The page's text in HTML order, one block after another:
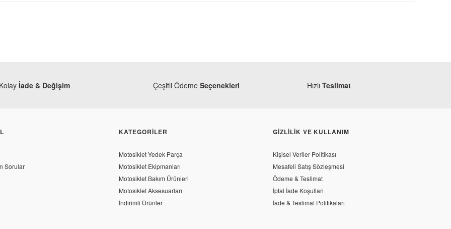
Bajaj Pulsar 200 NS Far Bağlantı Sacı Üst
Kolay İade & Değişim Çeşitli Ödeme Seçenekleri Hızlı Teslimat
Sorular
KATEGORILER
Motosiklet Yedek Parça
Motosiklet Ekipmanları
Motosiklet Bakım Ürünleri
Motosiklet Aksesuarları
İndirimli Ürünler
GIZLILIK VE KULLANIM
Kişisel Veriler Politikası
Mesafeli Satış Sözleşmesi
Ödeme & Teslimat
İptal İade Koşullari
İade & Teslimat Politikaları